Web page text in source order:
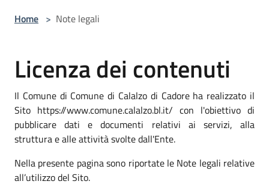
Home > Note legali
Licenza dei contenuti
Il Comune di Comune di Calalzo di Cadore ha realizzato il
Sito https://www.comune.calalzo.bl.it/ con l'obiettivo di
pubblicare dati e documenti relativi ai servizi, alla
struttura e alle attività svolte dall'Ente.
Nella presente pagina sono riportate le Note legali relative
all’utilizzo del Sito.